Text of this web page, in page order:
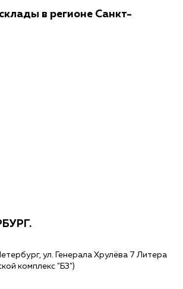
в регионе Санкт-
ул. Генерала Хрулёва 7 Литера
комплекс "Б3")